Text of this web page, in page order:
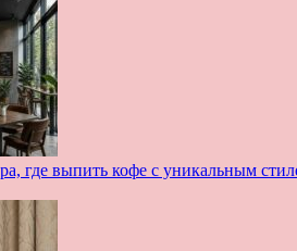
где выпить кофе с уникальным